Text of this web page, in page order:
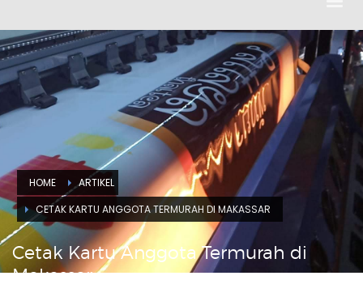
HOME
ARTIKEL
CETAK KARTU ANGGOTA TERMURAH DI MAKASSAR
Cetak Kartu Anggota Termurah di
Makassar